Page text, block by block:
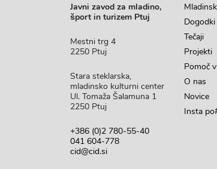
Javni zavod za mladino,
šport in turizem Ptuj
Mestni trg 4
2250 Ptuj
Stara steklarska,
mladinsko kulturni center
Ul. Tomaža Šalamuna 1
2250 Ptuj
+386 (0)2 780-55-40
041 604-778
cid@cid.si
Dogodki
Tečaji
Projekti
Pomoč
O nas
Novice
Insta